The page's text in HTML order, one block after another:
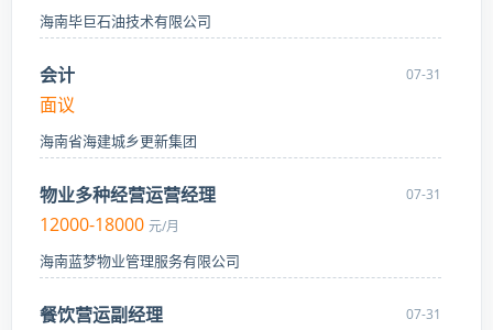
海南毕巨石油技术有限公司
07-31
会计
面议
海南省海建城乡更新集团
07-31
物业多种经营运营经理
12000-18000 元/月
海南蓝梦物业管理服务有限公司
07-31
餐饮营运副经理